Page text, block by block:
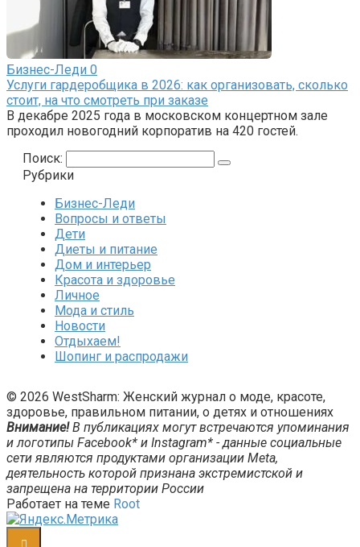
Бизнес-Леди 0
Услуги гардеробщика в 2026: как организовать, сколько
стоит, на что смотреть при заказе
В декабре 2025 года в московском концертном зале
проходил новогодний корпоратив на 420 гостей.
Поиск:
Рубрики
Бизнес-Леди
Вопросы и ответы
Дети
Диеты и питание
Дом и интерьер
Красота и здоровье
Личное
Мода и стиль
Новости
Отдыхаем!
Шопинг и распродажи
© 2026 WestSharm: Женский журнал о моде, красоте,
здоровье, правильном питании, о детях и отношениях
Внимание!В публикациях могут встречаются упоминания
и логотипы Facebook* и Instagram* - данные социальные
сети являются продуктами организации Meta,
деятельность которой признана экстремистской и
запрещена на территории России
Работает на теме Root